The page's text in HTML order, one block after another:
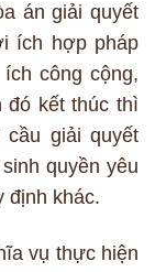
án giải quyết
ích hợp pháp
công cộng,
đó kết thúc thì
cầu giải quyết
quyền yêu
định khác.
vụ thực hiện